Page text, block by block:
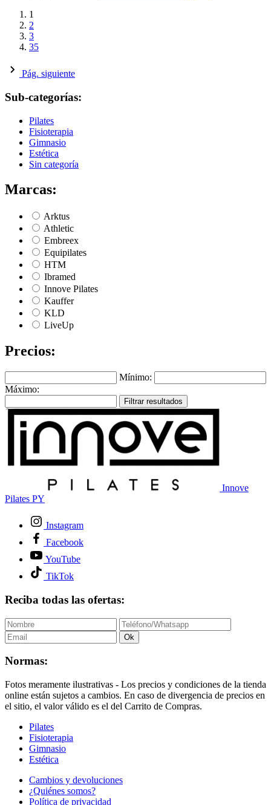
1
2
3
35
Pág. siguiente
Sub-categorías:
Pilates
Fisioterapia
Gimnasio
Estética
Sin categoría
Marcas:
Arktus
Athletic
Embreex
Equipilates
HTM
Ibramed
Innove Pilates
Kauffer
KLD
LiveUp
Precios:
Mínimo:
Máximo:
Filtrar resultados
Innove
Pilates PY
Instagram
Facebook
YouTube
TikTok
Reciba todas las ofertas:
Ok
Normas:
Fotos meramente ilustrativas - Los precios y condiciones de la tienda
online están sujetos a cambios. En caso de divergencia de precios en
el sitio, el valor válido es el del Carrito de Compras.
Pilates
Fisioterapia
Gimnasio
Estética
Cambios y devoluciones
¿Quiénes somos?
Política de privacidad